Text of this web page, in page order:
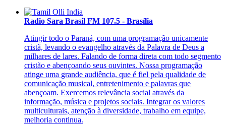
Radio Sara Brasil FM 107.5 - Brasília
Atingir todo o Paraná, com uma programação unicamente
cristã, levando o evangelho através da Palavra de Deus a
milhares de lares. Falando de forma direta com todo segmento
cristão e abençoando seus ouvintes. Nossa programação
atinge uma grande audiência, que é fiel pela qualidade de
comunicação musical, entretenimento e palavras que
abençoam. Exercemos relevância social através da
informação, música e projetos sociais. Integrar os valores
multiculturais, atenção à diversidade, trabalho em equipe,
melhoria continua.